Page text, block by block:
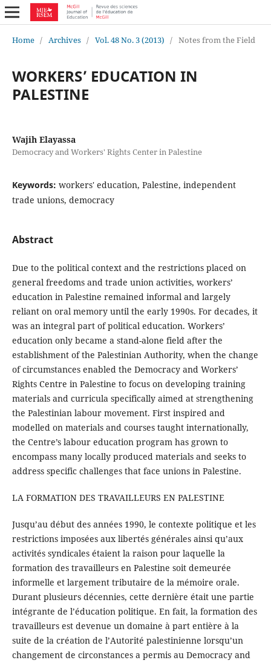
Home / Archives / Vol. 48 No. 3 (2013) / Notes from the Field
WORKERS’ EDUCATION IN
PALESTINE
Wajih Elayassa
Democracy and Workers' Rights Center in Palestine
Keywords: workers' education, Palestine, independent
trade unions, democracy
Abstract
Due to the political context and the restrictions placed on
general freedoms and trade union activities, workers’
education in Palestine remained informal and largely
reliant on oral memory until the early 1990s. For decades, it
was an integral part of political education. Workers’
education only became a stand-alone field after the
establishment of the Palestinian Authority, when the change
of circumstances enabled the Democracy and Workers’
Rights Centre in Palestine to focus on developing training
materials and curricula specifically aimed at strengthening
the Palestinian labour movement. First inspired and
modelled on materials and courses taught internationally,
the Centre’s labour education program has grown to
encompass many locally produced materials and seeks to
address specific challenges that face unions in Palestine.
LA FORMATION DES TRAVAILLEURS EN PALESTINE
Jusqu’au début des années 1990, le contexte politique et les
restrictions imposées aux libertés générales ainsi qu’aux
activités syndicales étaient la raison pour laquelle la
formation des travailleurs en Palestine soit demeurée
informelle et largement tributaire de la mémoire orale.
Durant plusieurs décennies, cette dernière était une partie
intégrante de l’éducation politique. En fait, la formation des
travailleurs est devenue un domaine à part entière à la
suite de la création de l’Autorité palestinienne lorsqu’un
changement de circonstances a permis au Democracy and